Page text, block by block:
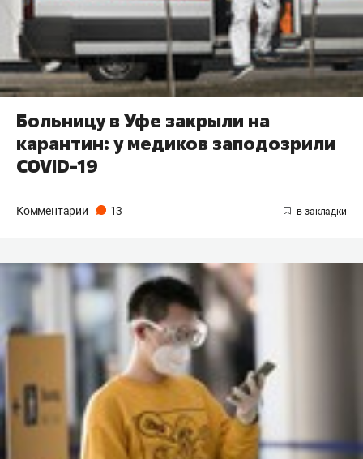
Больницу в Уфе закрыли на
карантин: у медиков заподозрили
COVID-19
Комментарии 13